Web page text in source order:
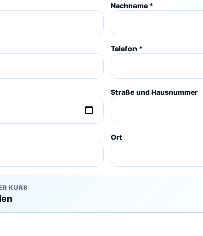
Nachname *
Telefon *
Straße und Hausnummer
Ort
KURS